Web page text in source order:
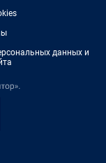
данных и